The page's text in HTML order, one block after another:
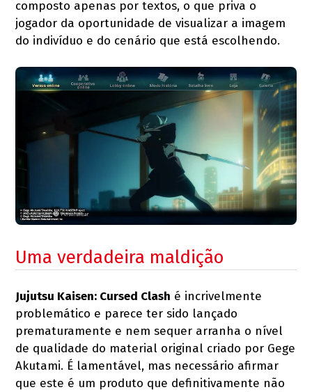
composto apenas por textos, o que priva o
jogador da oportunidade de visualizar a imagem
do indivíduo e do cenário que está escolhendo.
Uma verdadeira maldição
Jujutsu Kaisen: Cursed Clash é incrivelmente
problemático e parece ter sido lançado
prematuramente e nem sequer arranha o nível
de qualidade do material original criado por Gege
Akutami. É lamentável, mas necessário afirmar
que este é um produto que definitivamente não